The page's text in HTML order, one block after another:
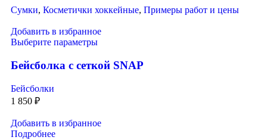
Сумки, Косметички хоккейные, Примеры работ и цены
Добавить в избранное
Выберите параметры
Бейсболка с сеткой SNAP
Бейсболки
1 850 ₽
Добавить в избранное
Подробнее